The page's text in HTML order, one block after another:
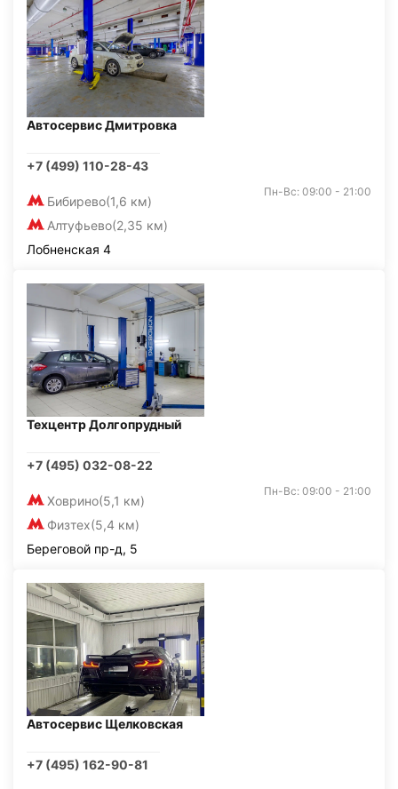
Автосервис Дмитровка
+7 (499) 110-28-43
Бибирево(1,6 км)
Алтуфьево(2,35 км)
Пн-Вс: 09:00 - 21:00
Лобненская 4
Техцентр Долгопрудный
+7 (495) 032-08-22
Ховрино(5,1 км)
Физтех(5,4 км)
Пн-Вс: 09:00 - 21:00
Береговой пр-д, 5
Автосервис Щелковская
+7 (495) 162-90-81